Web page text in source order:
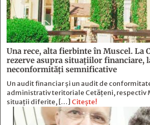
Una rece, alta fierbinte în Muscel. La
rezerve asupra situaţiilor financiare,
neconformităţi semnificative
Un audit financiar și un audit de
administrativ teritoriale Cetățeni, respectiv
situații diferite, […] Citește!